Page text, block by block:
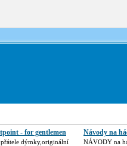
- for gentlemen
dýmky,originální
Návody na
NÁVODY na